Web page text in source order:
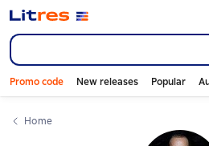
Promo code New releases Popular
Home
Слайдер с книгами
Слайдер с книгами